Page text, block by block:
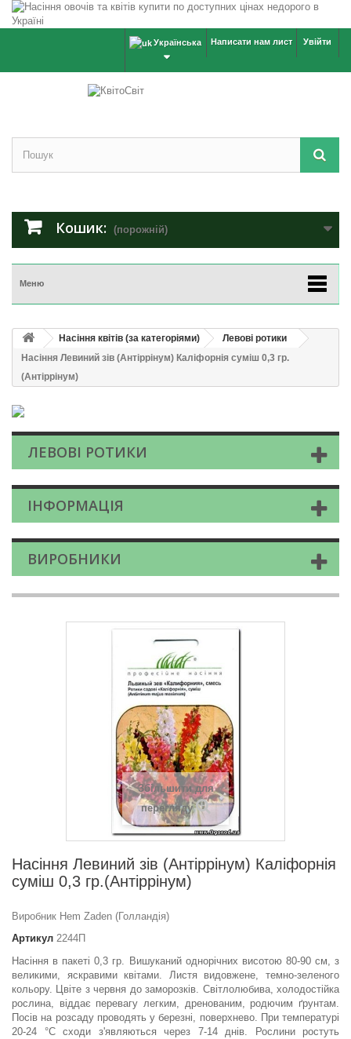
Увійти
Написати нам лист
Українська
Кошик: (порожній)
Меню
Насіння квітів (за категоріями)
Левові ротики
Насіння Левиний зів (Антіррінум) Каліфорнія суміш 0,3 гр.
(Антіррінум)
ЛЕВОВІ РОТИКИ
ІНФОРМАЦІЯ
ВИРОБНИКИ
Збільшити для
перегляду
Насіння Левиний зів (Антіррінум) Каліфорнія
суміш 0,3 гр.(Антіррінум)
Виробник Hem Zaden (Голландія)
Артикул 2244П
Насіння в пакеті 0,3 гр. Вишуканий однорічних висотою 80-90 см, з
великими, яскравими квітами. Листя видовжене, темно-зеленого
кольору. Цвіте з червня до заморозків. Світлолюбива, холодостійка
рослина, віддає перевагу легким, дренованим, родючим ґрунтам.
Посів на розсаду проводять у березні, поверхнево. При температурі
20-24 °С сходи з'являються через 7-14 днів. Рослини ростуть